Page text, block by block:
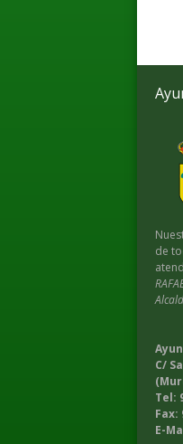
de
C/
Tel:
Fax:
E-